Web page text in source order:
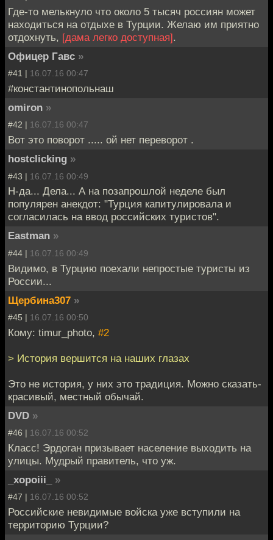
Где-то мелькнуло что около 5 тысяч россиян может
находиться на отдыхе в Турции. Желаю им приятно
отдохнуть, [дама легко доступная].
Офицер Гавс »
#41 | 16.07.16 00:47
#константинопольнаш
omiron »
#42 | 16.07.16 00:47
Вот это поворот ..... ой нет переворот .
hostclicking »
#43 | 16.07.16 00:49
Н-да... Дела... А на позапрошлой неделе был
популярен анекдот: "Турция капитулировала и
согласилась на ввод российских туристов".
Eastman »
#44 | 16.07.16 00:49
Видимо, в Турцию поехали непростые туристы из
России...
Щербина307 »
#45 | 16.07.16 00:50
Кому: timur_photo, #2
> История вершится на наших глазах
Это не история, у них это традиция. Можно сказать-
красивый, местный обычай.
DVD »
#46 | 16.07.16 00:52
Класс! Эрдоган призывает население выходить на
улицы. Мудрый правитель, что уж.
_xopoiii_
»
#47 | 16.07.16 00:52
Российские невидимые войска уже вступили на
территорию Турции?